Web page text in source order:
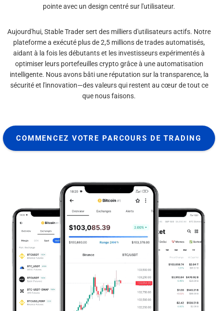
pointe avec un design centré sur l'utilisateur.
Aujourd'hui, Stable Trader sert des milliers d'utilisateurs actifs. Notre
plateforme a exécuté plus de 2,5 millions de trades automatisés,
aidant à la fois les débutants et les investisseurs expérimentés à
optimiser leurs portefeuilles crypto grâce à une automatisation
intelligente. Nous avons bâti une réputation sur la transparence, la
sécurité et l'innovation—des valeurs qui restent au cœur de tout ce
que nous faisons.
COMMENCEZ VOTRE PARCOURS DE TRADING